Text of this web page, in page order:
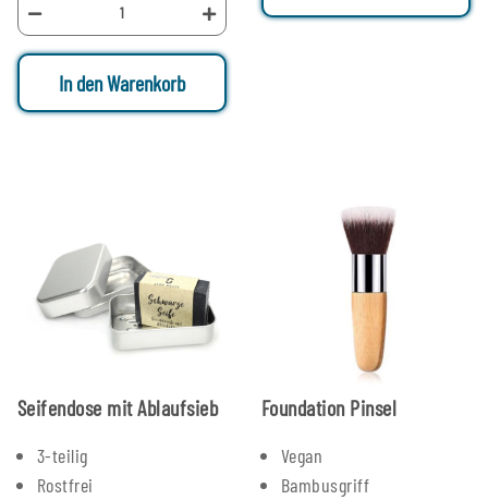
In den Warenkorb
Seifendose mit Ablaufsieb
3-teilig
Rostfrei
Foundation Pinsel
Vegan
Bambusgriff